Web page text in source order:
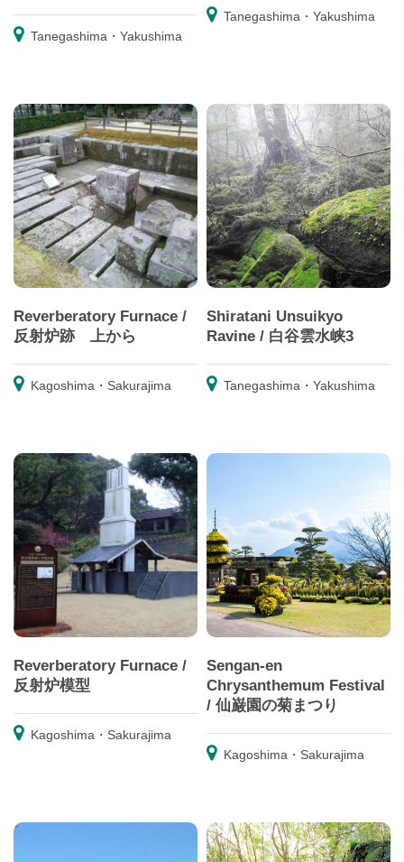
Tanegashima・Yakushima
Tanegashima・Yakushima
Reverberatory Furnace /
反射炉跡 上から
Kagoshima・Sakurajima
Shiratani Unsuikyo
Ravine / 白谷雲水峡3
Tanegashima・Yakushima
Reverberatory Furnace /
反射炉模型
Kagoshima・Sakurajima
Sengan-en
Chrysanthemum Festival
/ 仙巌園の菊まつり
Kagoshima・Sakurajima